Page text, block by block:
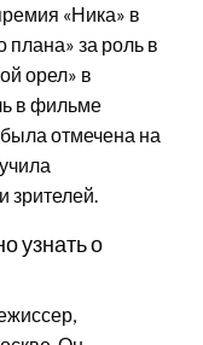
«Ника» в
плана» за роль в
орел» в
в фильме
отмечена на
зрителей.
узнать о